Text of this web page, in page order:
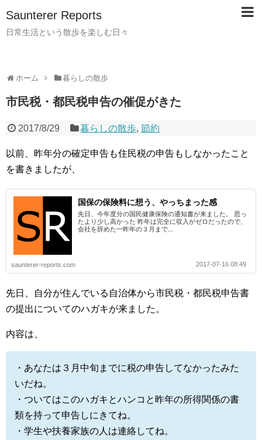
Saunterer Reports
日常生活という散歩を楽しむ日々
ホーム 暮らしの散歩
市民税・都民税申告の催促がきた
2017/8/29 暮らしの散歩,節約
以前、昨年分の確定申告も住民税の申告もしなかったこと
を書きましたが、
国保の保険料に想う、やっちまった感
先日、今年度分の国民健康保険の通知書が来ました。 思っ
たより少し高かった 昨年は完全に収入がゼロだったので、
会社を辞めた一昨年の３月まで...
saunterer-reports.com 2017-07-16 08:49
先日、自分が住んでいる自治体から市民税・都民税申告書
の提出についてのハガキが来ました。
内容は、
・あなたは３月中旬までに税の申告してなかったみた
いだね。
・ついてはこのハガキとハンコと昨年の所得関係の書
類を持って申告しにきてね。
・学生や扶養家族の人は連絡してね。